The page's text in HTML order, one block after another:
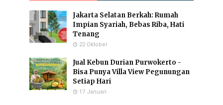
Jakarta Selatan Berkah: Rumah
Impian Syariah, Bebas Riba, Hati
Tenang
22 Oktober
Jual Kebun Durian Purwokerto -
Bisa Punya Villa View Pegunungan
Setiap Hari
17 Januari